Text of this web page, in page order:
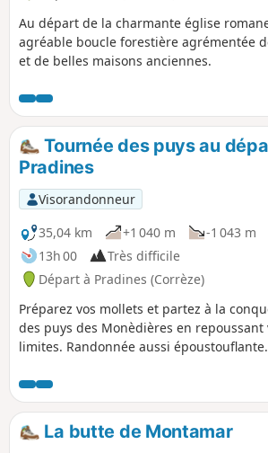
Au départ de la charmante église
agréable boucle forestière agrémentée
et de belles maisons anciennes.
Tournée des puys au
Pradines
Visorandonneur
35,04 km
+1 040 m
-1 043 m
13h 00
Très difficile
Départ à Pradines (Corrèze)
Préparez vos mollets et partez à la
des puys des Monèdières en repoussant
limites. Randonnée aussi époustouflante
panoramas. Prévoir des chaussettes de
rechange : quelques ruisseaux à
Quelques kilomètres de route cumulés au
total (~5), mais très, très peu de
La butte de Montamar